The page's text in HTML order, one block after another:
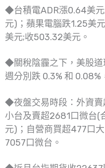
◆台積電ADR漲0.64美
元)；蘋果電腦跌1.25美
美元;收503.32美元。
◆關稅陰霾之下，美股道
週分別跌 0.3% 和 0.08%
◆夜盤交易時段：外資賣
小台及賣超2681口微台(
元)；自營商買超477口
7057口微台。